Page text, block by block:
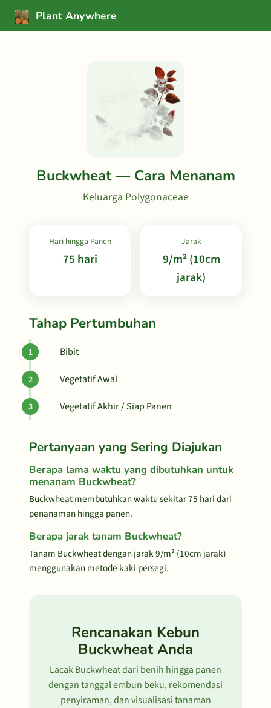
Plant Anywhere
Buckwheat — Cara Menanam
Keluarga Polygonaceae
Hari hingga Panen
75 hari
Jarak
9/m² (10cm
jarak)
Tahap Pertumbuhan
Bibit
Vegetatif Awal
Vegetatif Akhir / Siap Panen
Pertanyaan yang Sering Diajukan
Berapa lama waktu yang dibutuhkan untuk
menanam Buckwheat?
Buckwheat membutuhkan waktu sekitar 75 hari dari
penanaman hingga panen.
Berapa jarak tanam Buckwheat?
Tanam Buckwheat dengan jarak 9/m² (10cm jarak)
menggunakan metode kaki persegi.
Rencanakan Kebun
Buckwheat Anda
Lacak Buckwheat dari benih hingga panen
dengan tanggal embun beku, rekomendasi
penyiraman, dan visualisasi tanaman